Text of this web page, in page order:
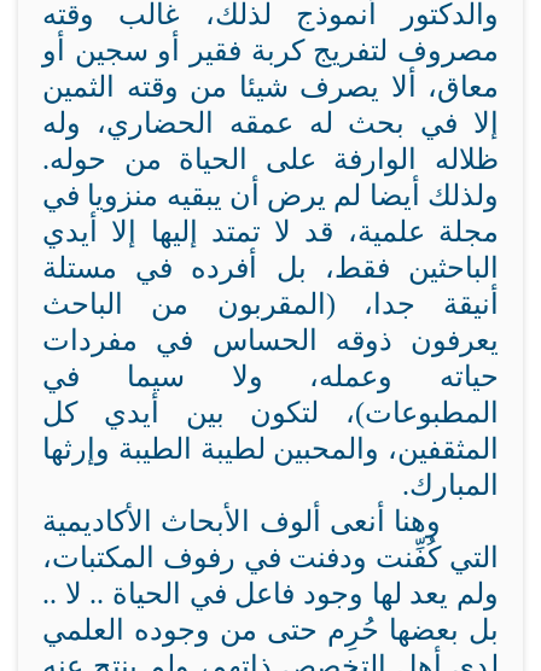
والدكتور أنموذج لذلك، غالب وقته
مصروف لتفريج كربة فقير أو سجين أو
معاق، ألا يصرف شيئا من وقته الثمين
إلا في بحث له عمقه الحضاري، وله
ظلاله الوارفة على الحياة من حوله.
ولذلك أيضا لم يرض أن يبقيه منزويا في
مجلة علمية، قد لا تمتد إليها إلا أيدي
الباحثين فقط، بل أفرده في مستلة
أنيقة جدا، (المقربون من الباحث
يعرفون ذوقه الحساس في مفردات
حياته وعمله، ولا سيما في
المطبوعات)، لتكون بين أيدي كل
المثقفين، والمحبين لطيبة الطيبة وإرثها
المبارك.
وهنا أنعى ألوف الأبحاث الأكاديمية
التي كُفِّنت ودفنت في رفوف المكتبات،
ولم يعد لها وجود فاعل في الحياة .. لا ..
بل بعضها حُرِم حتى من وجوده العلمي